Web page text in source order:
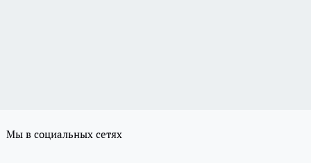
Мы в социальных сетях